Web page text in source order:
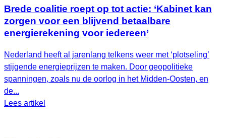
Brede coalitie roept op tot actie: ‘Kabinet kan
zorgen voor een blijvend betaalbare
energierekening voor iedereen’
Nederland heeft al jarenlang telkens weer met ‘plotseling’
stijgende energieprijzen te maken. Door geopolitieke
spanningen, zoals nu de oorlog in het Midden-Oosten, en
de...
Lees artikel